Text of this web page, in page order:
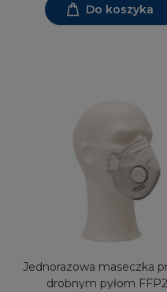
Do koszyka
Jednorazowa maseczka
drobnym pyłom